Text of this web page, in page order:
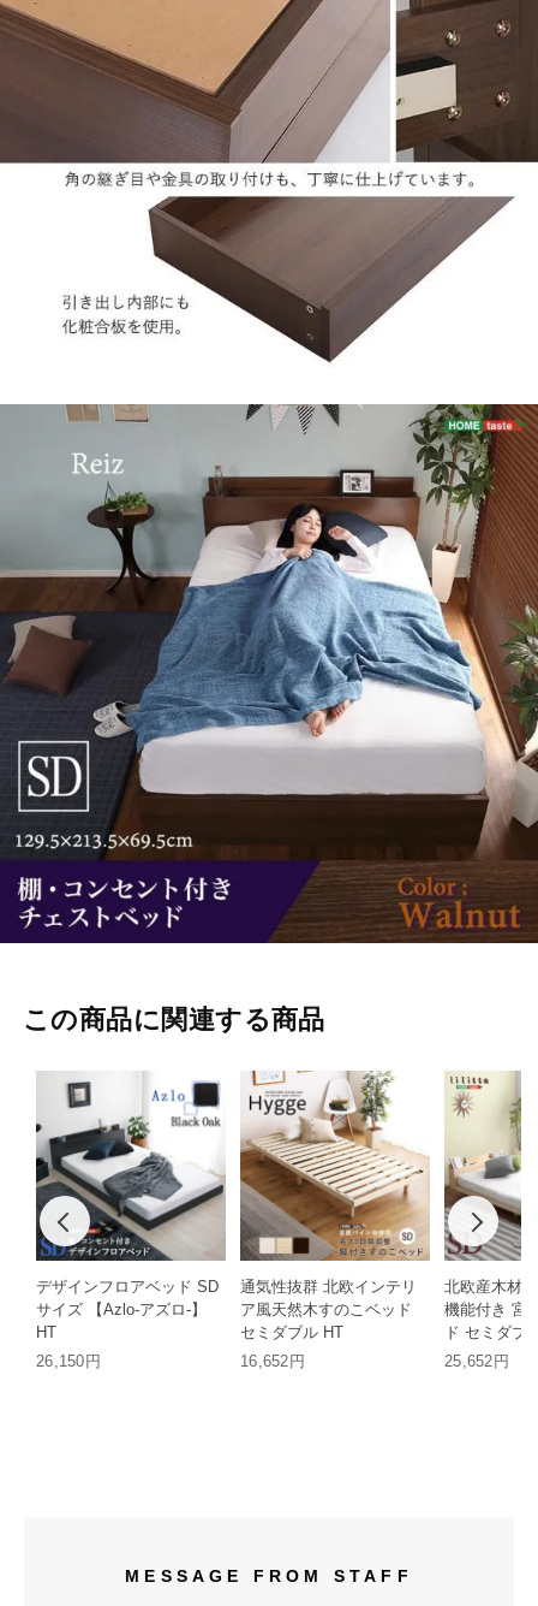
この商品に関連する商品
デザインフロアベッド SD
サイズ 【Azlo-アズロ-】
HT
26,150円
通気性抜群 北欧インテリ
ア風天然木すのこベッド
セミダブル HT
16,652円
北欧産木材
機能付き 宮
ド セミダブ
25,652円
MESSAGE FROM STAFF